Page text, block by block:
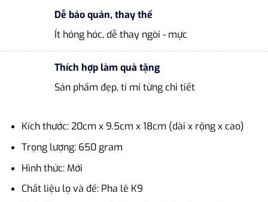
Dễ bảo quản, thay thế
Ít hỏng hóc, dễ thay ngòi - mực
Thích hợp làm quà tặng
Sản phẩm đẹp, tỉ mỉ từng chi tiết
Kích thước: 20cm x 9.5cm x 18cm (dài x rộng x cao)
Trọng lượng: 650 gram
Hình thức: Mới
Chất liệu lọ và đế: Pha lê K9